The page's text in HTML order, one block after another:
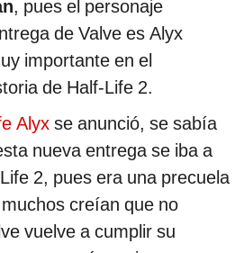
, pues el personaje
de Valve es Alyx
importante en el
de Half-Life 2.
Alyx se anunció, se sabía
nueva entrega se iba a
2, pues era una precuela
creían que no
vuelve a cumplir su